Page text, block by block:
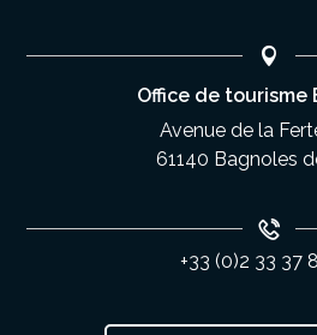
Office de tourisme
Avenue de la
61140 Bagnoles
+33 (0)2 33 37